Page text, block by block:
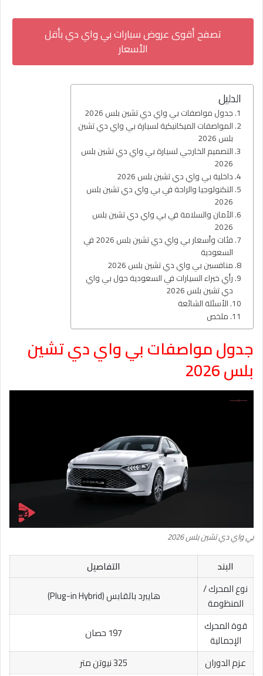
تصفح أقوى عروض سيارات بي واي دي بأقل
الأسعار
الدليل
جدول مواصفات بي واي دي تشين بلس 2026
المواصفات الميكانيكية لسيارة بي واي دي تشين
بلس 2026
التصميم الخارجي لسيارة بي واي دي تشين بلس
2026
داخلية بي واي دي تشين بلس 2026
التكنولوجيا والراحة في بي واي دي تشين بلس
2026
الأمان والسلامة في بي واي دي تشين بلس
2026
فئات وأسعار بي واي دي تشين بلس 2026 في
السعودية
منافسين بي واي دي تشين بلس 2026
رأي خبراء السيارات في السعودية حول بي واي
دي تشين بلس 2026
الأسئلة الشائعة
ملخص
جدول مواصفات بي واي دي تشين
بلس 2026
بي واي دي تشين بلس 2026
البند
التفاصيل
نوع المحرك /
المنظومة
هايبرد بالقابس (Plug-in Hybrid)
قوة المحرك
الإجمالية
197 حصان
عزم الدوران
325 نيوتن متر